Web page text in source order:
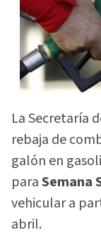
La Secretaría
rebaja de
galón en
paraSemana
vehicular a
abril.